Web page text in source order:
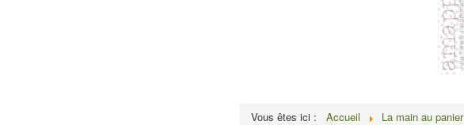
la main au panier 21
Vous êtes ici :
Accueil La main au panier